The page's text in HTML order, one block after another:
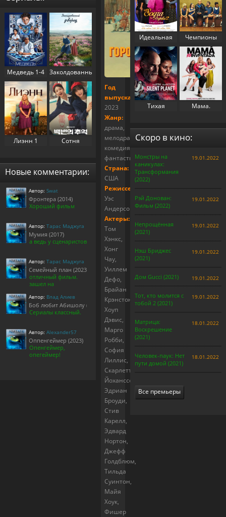
Год
выпуска:
2023
Жанр:
драма,
мелодрама,
комедия,
фантастика
Страна:
США
Режиссер:
Уэс
Андерсон
Актеры:
Том
Хэнкс,
Хонг
Чау,
Уиллем
Дефо,
Брайан
Крэнстон,
Хоуп
Дэвис,
Марго
Робби,
София
Лиллис,
Скарлетт
Йоханссон,
Эдриан
Броуди,
Стив
Карелл,
Эдвард
Нортон,
Джефф
Голдблюм,
Тильда
Суинтон,
Майя
Хоук,
Фишер
Медведь 1-4
сезон (2022-
2025)
Заколдованный
дворец 1
сезон (2025)
Лиэнн 1
Сотня
номера 100 1
Новые комментарии:
Автор: Swat
Фронтера (2014)
Хороший фильм
Автор: Тарас Маджуга
Мумия (2017)
а ведь у сценаристов
Автор: Тарас Маджуга
Семейный план (2023)
отличный фильм.
зашел на
Автор: Влад Алиев
Боб любит Абишолу (1-5 сезон)
Сериалы классный.
Автор: Alexander57
Оппенгеймер (2023)
Опенгеймер,
опегеймер!
Идеальная
свекровь 2
(2025)
Чемпионы
(2023)
Тихая
Мама.
Скоро в кино:
Монстры на
каникулах:
Трансформания
(2022)
19.01.2022
Рэй Донован:
Фильм (2022)
19.01.2022
Непрощённая
(2021)
19.01.2022
Нэш Бриджес
(2021)
19.01.2022
Дом Gucci (2021) 19.01.2022
Тот, кто молится с
тобой 2 (2021)
19.01.2022
Матрица:
Воскрешение
(2021)
18.01.2022
Человек-паук: Нет
пути домой (2021)
18.01.2022
Все премьеры